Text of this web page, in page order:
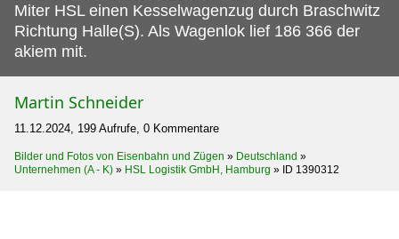
Miter HSL einen Kesselwagenzug durch Braschwitz
Richtung Halle(S). Als Wagenlok lief 186 366 der
akiem mit.
Martin Schneider
11.12.2024, 199 Aufrufe, 0 Kommentare
Bilder und Fotos von Eisenbahn und Zügen » Deutschland »
Unternehmen (A - K) » HSL Logistik GmbH, Hamburg » ID 1390312